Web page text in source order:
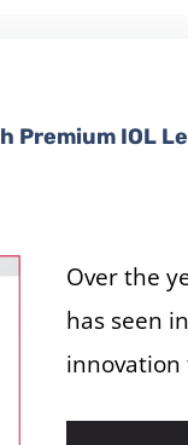
Premium IOL
Over the
has seen